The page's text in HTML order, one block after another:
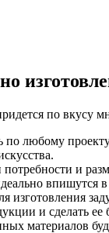
по
любому
и
впишутся
изготовления
и сделать
материалов